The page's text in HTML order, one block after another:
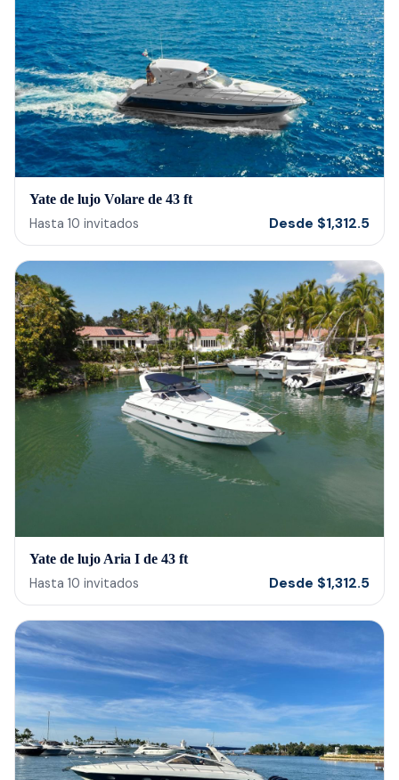
Yate de lujo Volare de 43 ft
Hasta 10 invitados Desde $1,312.5
Yate de lujo Aria I de 43 ft
Hasta 10 invitados Desde $1,312.5